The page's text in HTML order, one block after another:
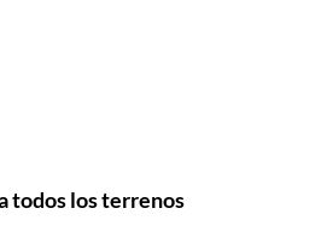
todos los terrenos